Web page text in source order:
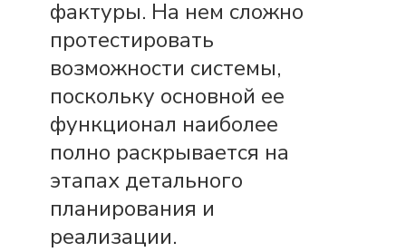
фактуры. На нем сложно
протестировать
возможности системы,
поскольку основной ее
функционал наиболее
полно раскрывается на
этапах детального
планирования и
реализации.